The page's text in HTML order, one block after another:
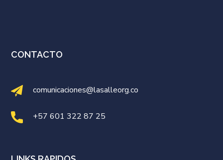
CONTACTO
comunicaciones@lasalleorg.co
+57 601 322 87 25